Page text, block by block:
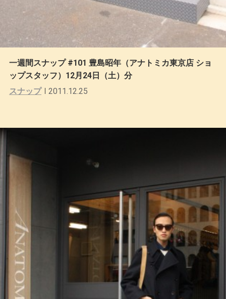
一週間スナップ #101 豊島昭年（アナトミカ東京店 ショ
ップスタッフ）12月24日（土）分
スナップ
2011.12.25